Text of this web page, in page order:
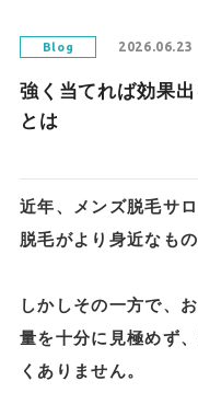
Blog 2026.06.23
強く当てれば効果
とは
近年、メンズ脱毛サ
脱毛がより身近なも
しかしその一方で、
量を十分に見極めず
くありません。